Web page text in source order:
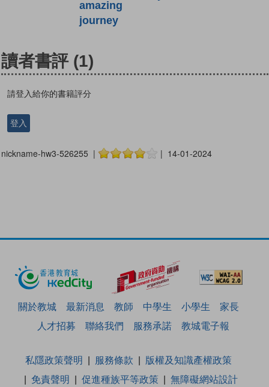
amazing
journey
讀者書評 (1)
請登入給你的書籍評分
登入
nickname-hw3-526255 | | 14-01-2024
關於教城 最新消息 教師 中學生 小學生
家長
人才招募
聯絡我們 服務承諾 教城電子報
私隱政策聲明 服務條款
版權及知識產權政策
免責聲明
促進種族平等政策 無障礙網站設計